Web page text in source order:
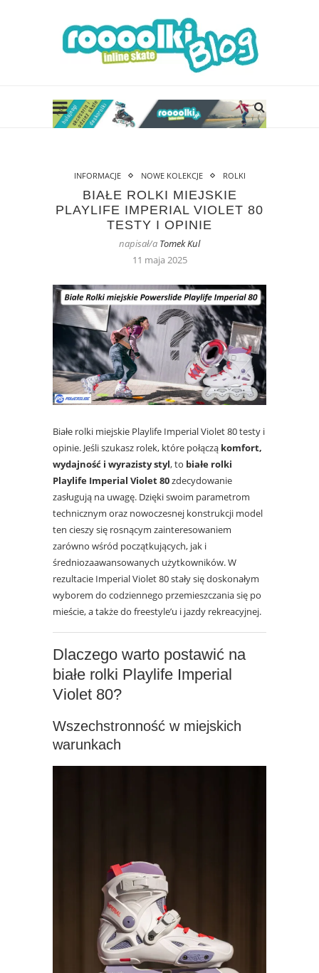
INFORMACJE NOWE KOLEKCJE ROLKI
BIAŁE ROLKI MIEJSKIE
PLAYLIFE IMPERIAL VIOLET 80
TESTY I OPINIE
napisał/a Tomek Kul
11 maja 2025
Białe rolki miejskie Playlife Imperial Violet 80 testy i
opinie. Jeśli szukasz rolek, które połączą komfort,
wydajność i wyrazisty styl, to białe rolki
Playlife Imperial Violet 80zdecydowanie
zasługują na uwagę. Dzięki swoim parametrom
technicznym oraz nowoczesnej konstrukcji model
ten cieszy się rosnącym zainteresowaniem
zarówno wśród początkujących, jak i
średniozaawansowanych użytkowników. W
rezultacie Imperial Violet 80 stały się doskonałym
wyborem do codziennego przemieszczania się po
mieście, a także do freestyle’u i jazdy rekreacyjnej.
Dlaczego warto postawić na
białe rolki Playlife Imperial
Violet 80?
Wszechstronność w miejskich
warunkach